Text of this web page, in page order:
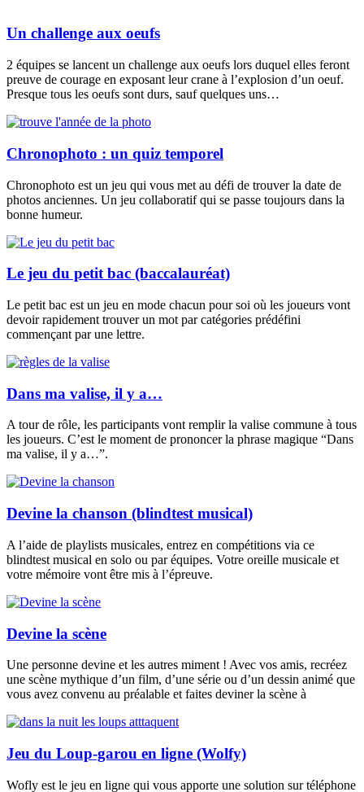
Un challenge aux oeufs​
2 équipes se lancent un challenge aux oeufs lors duquel elles feront
preuve de courage en exposant leur crane à l’explosion d’un oeuf.
Presque tous les oeufs sont durs, sauf quelques uns…
Chronophoto : un quiz temporel
Chronophoto est un jeu qui vous met au défi de trouver la date de
photos anciennes. Un jeu collaboratif qui se passe toujours dans la
bonne humeur.
Le jeu du petit bac (baccalauréat)
Le petit bac est un jeu en mode chacun pour soi où les joueurs vont
devoir rapidement trouver un mot par catégories prédéfini
commençant par une lettre.
Dans ma valise, il y a…
A tour de rôle, les participants vont remplir la valise commune à tous
les joueurs. C’est le moment de prononcer la phrase magique “Dans
ma valise, il y a…”.
Devine la chanson (blindtest musical)
A l’aide de playlists musicales, entrez en compétitions via ce
blindtest musical en solo ou par équipes. Votre oreille musicale et
votre mémoire vont être mis à l’épreuve.
Devine la scène
Une personne devine et les autres miment ! Avec vos amis, recréez
une scène mythique d’un film, d’une série ou d’un dessin animé que
vous avez convenu au préalable et faites deviner la scène à
Jeu du Loup-garou en ligne (Wolfy)
Wofly est le jeu en ligne qui vous apporte une solution sur téléphone